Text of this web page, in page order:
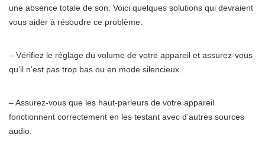
une absence totale de son. Voici quelques solutions qui devraient
vous aider à résoudre ce problème.
– Vérifiez le réglage du volume de votre appareil et assurez-vous
qu’il n’est pas trop bas ou en mode silencieux.
– Assurez-vous que les haut-parleurs de votre appareil
fonctionnent correctement en les testant avec d’autres sources
audio.